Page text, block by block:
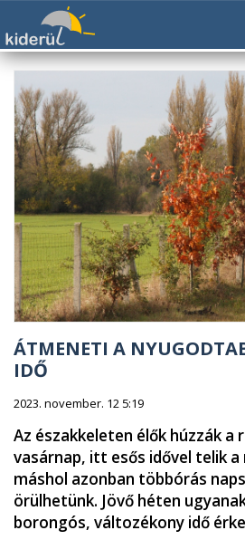
ÁTMENETI A
IDŐ
2023. november. 12 5:19
Az északkeleten élők húzzák a
vasárnap, itt esős idővel telik a
máshol azonban többórás
örülhetünk. Jövő héten
borongós, változékony idő